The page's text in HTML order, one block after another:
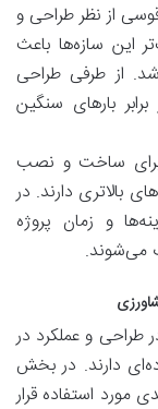
از نظر طراحی و
این سازه‌ها باعث
از طرفی طراحی
بارهای سنگین
برای ساخت و نصب
بالاتری دارند. در
و زمان پروژه
می‌شوند.
و عملکرد در
دارند. در بخش
مورد استفاده قرار